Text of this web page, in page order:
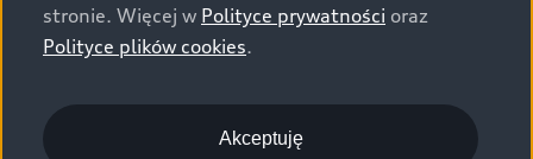
określone w normie ISO 22628 i są zgodne z
europejskimi świadectwami homologacji wydanymi wg
o.o. podlega obowiązkowi zapewnienia wszystkim
użytkownikom samochodów marki Volkswagen sieci
stronie. Więcej w Polityce prywatności oraz
Polityce plików cookies.
Akceptuję